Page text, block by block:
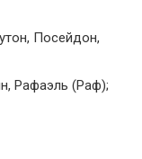
Посейдон,
Рафаэль (Раф);